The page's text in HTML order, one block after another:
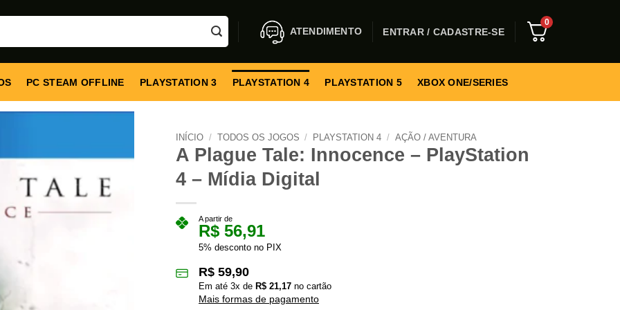
ATENDIMENTO ENTRAR / CADASTRE-SE
0
PC STEAM OFFLINE PLAYSTATION 3 PLAYSTATION 4 PLAYSTATION 5 XBOX ONE/SERIES
INÍCIO / TODOS OS JOGOS / PLAYSTATION 4 / AÇÃO / AVENTURA
A Plague Tale: Innocence – PlayStation
4 – Mídia Digital
A partir de
R$ 56,91
5% desconto no PIX
R$ 59,90
Em até 3x de R$ 21,17 no cartão
Mais formas de pagamento